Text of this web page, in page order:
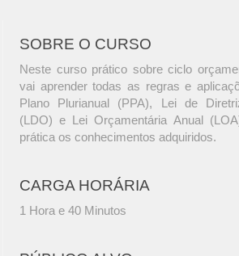
SOBRE O CURSO
Neste curso prático sobre ciclo
vai aprender todas as regras e
Plano Plurianual (PPA), Lei de
(LDO) e Lei Orçamentária Anual
prática os conhecimentos adquiridos.
CARGA HORÁRIA
1 Hora e 40 Minutos